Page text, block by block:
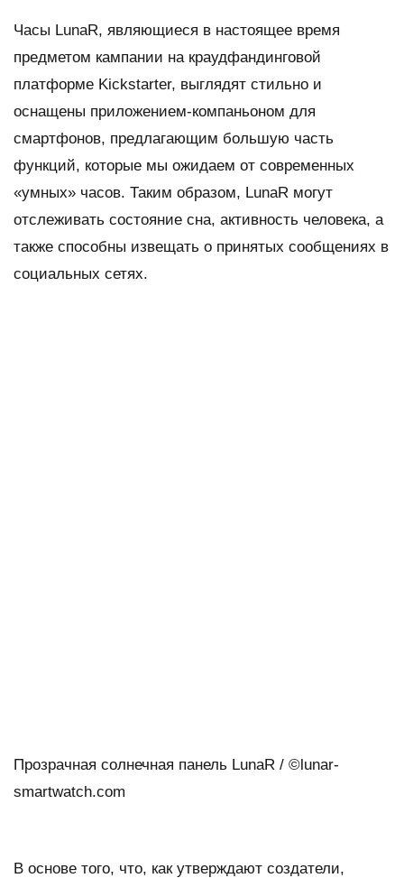
Часы LunaR, являющиеся в настоящее время
предметом кампании на краудфандинговой
платформе Kickstarter, выглядят стильно и
оснащены приложением-компаньоном для
смартфонов, предлагающим большую часть
функций, которые мы ожидаем от современных
«умных» часов. Таким образом, LunaR могут
отслеживать состояние сна, активность человека, а
также способны извещать о принятых сообщениях в
социальных сетях.
Прозрачная солнечная панель LunaR / ©lunar-
smartwatch.com
В основе того, что, как утверждают создатели,